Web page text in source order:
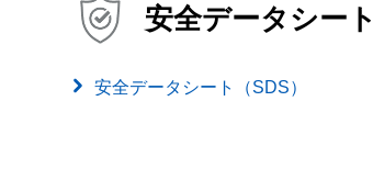
安全データシー
安全データシート（SDS）